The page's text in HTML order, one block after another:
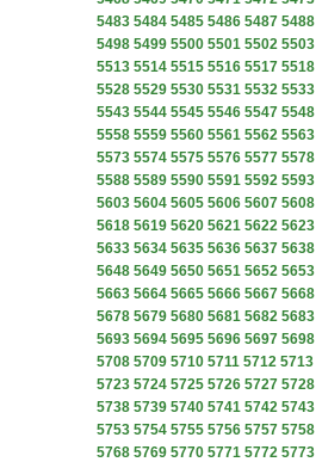
5483 5484 5485 5486 5487 5488
5498 5499 5500 5501 5502 5503
5513 5514 5515 5516 5517 5518
5528 5529 5530 5531 5532 5533
5543 5544 5545 5546 5547 5548
5558 5559 5560 5561 5562 5563
5573 5574 5575 5576 5577 5578
5588 5589 5590 5591 5592 5593
5603 5604 5605 5606 5607 5608
5618 5619 5620 5621 5622 5623
5633 5634 5635 5636 5637 5638
5648 5649 5650 5651 5652 5653
5663 5664 5665 5666 5667 5668
5678 5679 5680 5681 5682 5683
5693 5694 5695 5696 5697 5698
5708 5709 5710 5711 5712 5713
5723 5724 5725 5726 5727 5728
5738 5739 5740 5741 5742 5743
5753 5754 5755 5756 5757 5758
5768 5769 5770 5771 5772 5773